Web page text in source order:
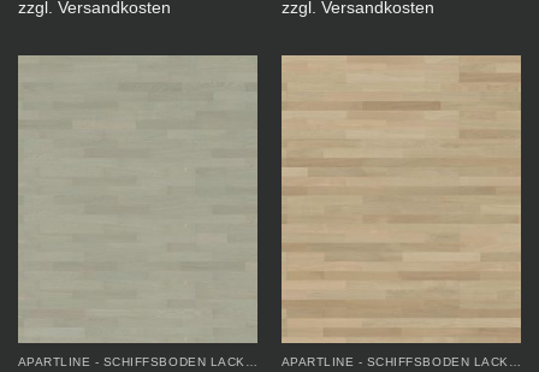
zzgl. Versandkosten zzgl. Versandkosten